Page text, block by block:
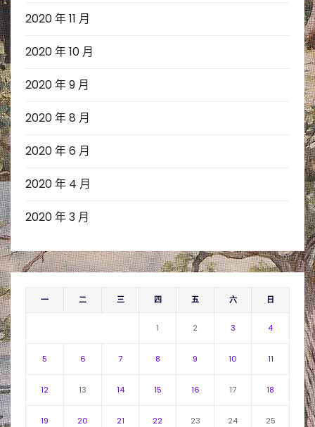
2020 年 11 月
2020 年 10 月
2020 年 9 月
2020 年 8 月
2020 年 6 月
2020 年 4 月
2020 年 3 月
一 二 三 四 五 六 日
1 2 3 4
5 6 7 8 9 10 11
12 13 14 15 16 17 18
19 20 21 22 23 24 25